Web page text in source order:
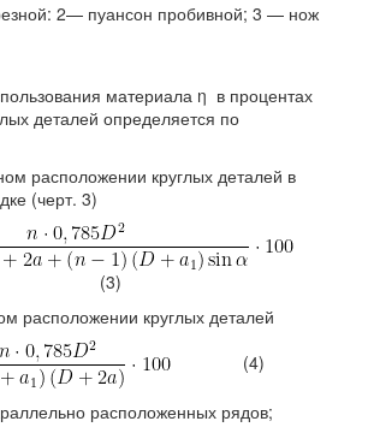
2— пуансон пробивной; 3 — нож
материала η в процентах
деталей определяется по
расположении круглых деталей в
(черт. 3)
(3)
расположении круглых деталей
(4)
расположенных рядов;